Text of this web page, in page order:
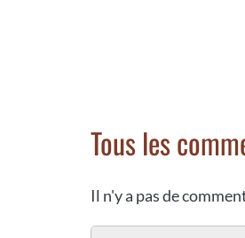
Tous les
Il n'y a pas de